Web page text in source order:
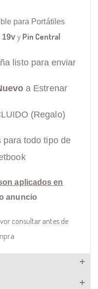
para Portátiles
19v y Pin Central
listo para enviar
a Estrenar
(Regalo)
para todo tipo de
aplicados en
anuncio
consultar antes de